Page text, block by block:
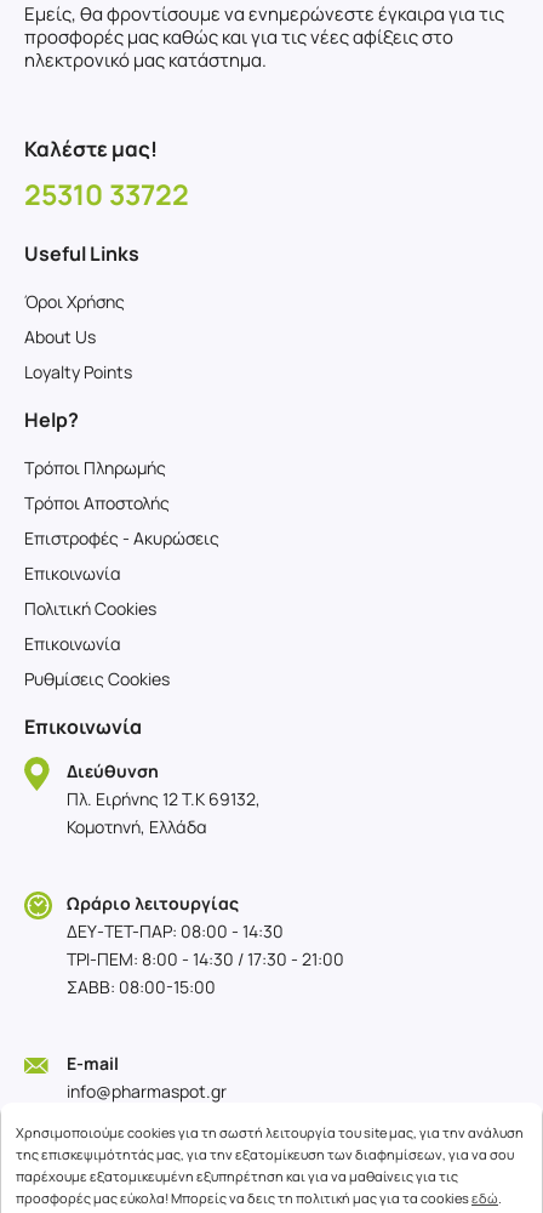
Εμείς, θα φροντίσουμε να ενημερώνεστε έγκαιρα για τις
προσφορές μας καθώς και για τις νέες αφίξεις στο
ηλεκτρονικό μας κατάστημα.
Καλέστε μας!
25310 33722
Useful Links
Όροι Χρήσης
About Us
Loyalty Points
Help?
Τρόποι Πληρωμής
Τρόποι Αποστολής
Επιστροφές - Ακυρώσεις
Επικοινωνία
Πολιτική Cookies
Επικοινωνία
Ρυθμίσεις Cookies
Επικοινωνία
Διεύθυνση
Πλ. Ειρήνης 12 T.K 69132,
Κομοτηνή, Ελλάδα
Ωράριο λειτουργίας
ΔΕΥ-TET-ΠΑΡ: 08:00 - 14:30
ΤΡΙ-ΠΕΜ: 8:00 - 14:30 / 17:30 - 21:00
ΣΑΒΒ: 08:00-15:00
E-mail
info@pharmaspot.gr
Χρησιμοποιούμε cookies για τη σωστή λειτουργία του site μας, για την ανάλυση
της επισκεψιμότητάς μας, για την εξατομίκευση των διαφημίσεων, για να σου
παρέχουμε εξατομικευμένη εξυπηρέτηση και για να μαθαίνεις για τις
προσφορές μας εύκολα! Μπορείς να δεις τη πολιτική μας για τα cookiesεδώ.